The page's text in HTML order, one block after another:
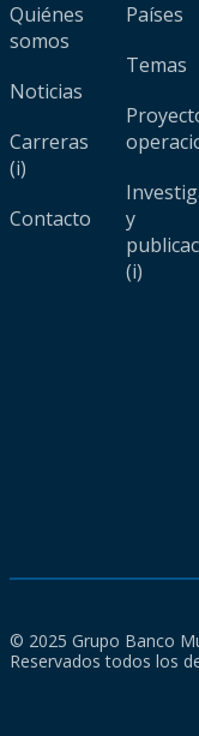
Quiénes
somos
Noticias
Carreras
(i)
Contacto
Países
Temas
y
(i)
© 2025 Grupo Banco
Reservados todos los